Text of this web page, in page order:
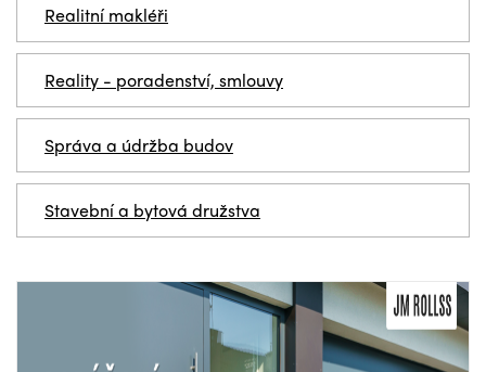
Realitní makléři
Reality - poradenství, smlouvy
Správa a údržba budov
Stavební a bytová družstva